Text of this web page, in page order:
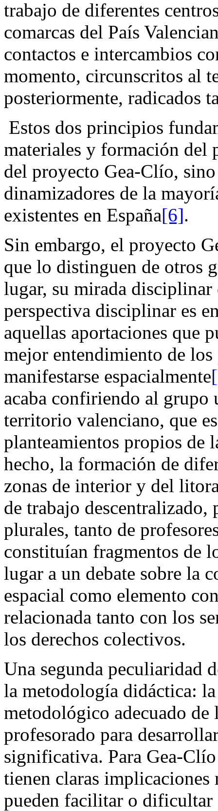
trabajo de diferentes
comarcas del País
contactos e intercambios
momento, circunscritos al
posteriormente, radicados
Estos dos principios
materiales y formación del
del proyecto Gea-Clío,
dinamizadores de la
existentes en España[6].
Sin embargo, el proyecto
que lo distinguen de otros
lugar, su mirada disciplinar
perspectiva disciplinar es
aquellas aportaciones que
mejor entendimiento de los
manifestarse espacialmente
acaba confiriendo al
territorio valenciano, que
planteamientos propios de
hecho, la formación de
zonas de interior y del
de trabajo
plurales, tanto de
constituían fragmentos de
lugar a un debate sobre la
espacial como elemento
relacionada tanto con los
los derechos colectivos.
Una segunda peculiaridad
la metodología didáctica:
metodológico adecuado
profesorado para
significativa. Para Gea-
tienen claras implicaciones
pueden facilitar o dificultar